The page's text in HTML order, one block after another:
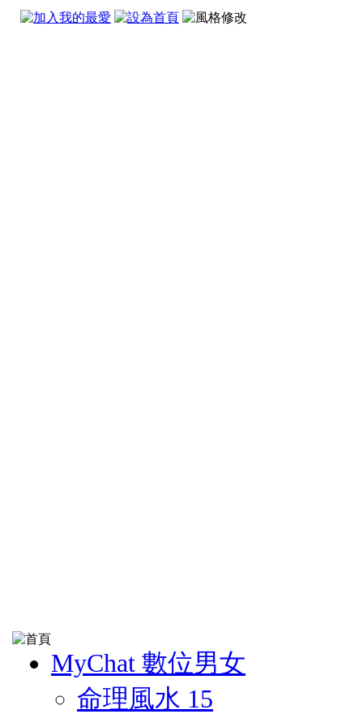
MyChat 數位男女
命理風水 15